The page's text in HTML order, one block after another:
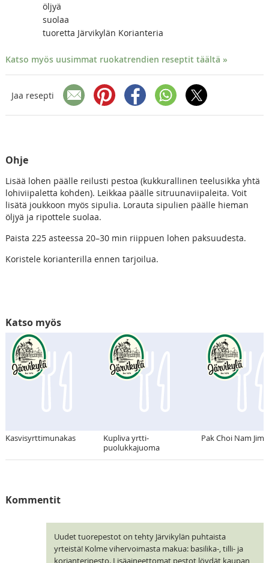
öljyä
suolaa
tuoretta Järvikylän Korianteria
Katso myös uusimmat ruokatrendien reseptit täältä »
Jaa resepti
Ohje
Lisää lohen päälle reilusti pestoa (kukkurallinen teelusikka yhtä
lohiviipaletta kohden). Leikkaa päälle sitruunaviipaleita. Voit
lisätä joukkoon myös sipulia. Lorauta sipulien päälle hieman
öljyä ja ripottele suolaa.
Paista 225 asteessa 20–30 min riippuen lohen paksuudesta.
Koristele korianterilla ennen tarjoilua.
Katso myös
Kasvisyrttimunakas
Kupliva yrtti-
puolukkajuoma
Pak Choi Nam Jim
Kommentit
Uudet tuorepestot on tehty Järvikylän puhtaista
yrteistä! Kolme vihervoimasta makua: basilika-, tilli- ja
korianteripesto. Lisäaineettomat pestot löydät kaupan